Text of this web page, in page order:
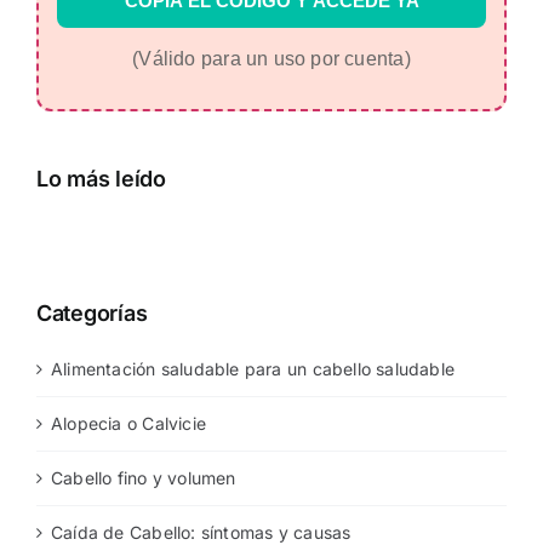
(Válido para un uso por cuenta)
Lo más leído
Categorías
Alimentación saludable para un cabello saludable
Alopecia o Calvicie
Cabello fino y volumen
Caída de Cabello: síntomas y causas